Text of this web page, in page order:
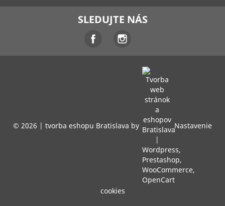
SLEDUJTE NÁS
Facebook
© 2026 | tvorba eshopu Bratislava by Nastavenie
cookies